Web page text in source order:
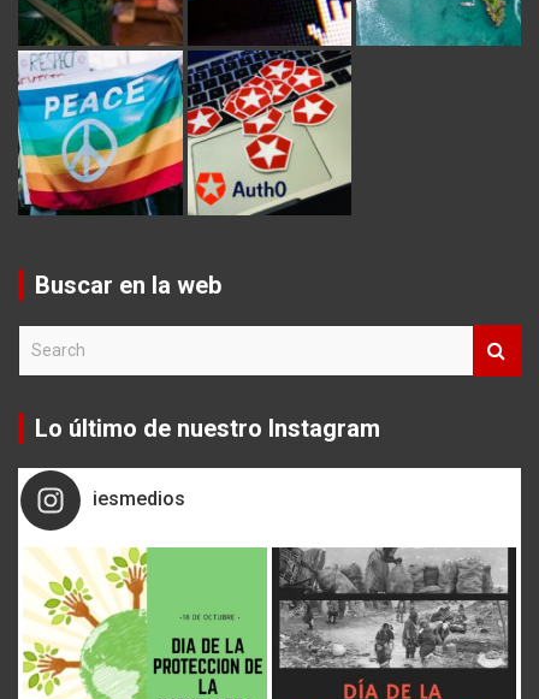
Buscar en la web
r
h
Lo último de nuestro Instagram
iesmedios